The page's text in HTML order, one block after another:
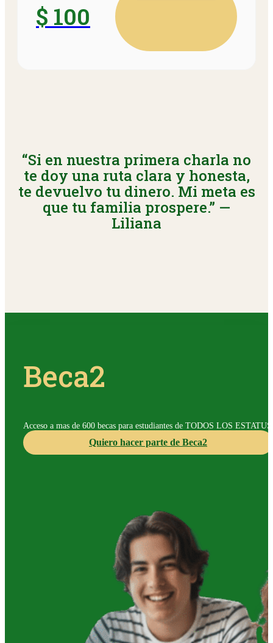
$ 100
“Si en nuestra primera charla no
te doy una ruta clara y honesta,
te devuelvo tu dinero. Mi meta es
que tu familia prospere.” —
Liliana
Beca2
Acceso a mas de 600 becas para estudiantes de TODOS LOS
Quiero hacer parte de Beca2